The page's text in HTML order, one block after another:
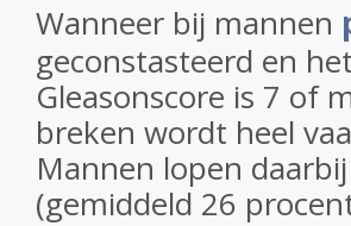
Wanneer bij mannen
geconstasteerd en
Gleasonscore is 7 of
breken wordt heel
Mannen lopen
(gemiddeld 26